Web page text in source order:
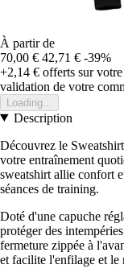
À partir de
70,00 € 42,71 € -39%
+2,14 € offerts sur
validation de votre
Loading...
Description
Découvrez le
votre entraînement
sweatshirt allie confort
séances de training.
Doté d'une capuche
protéger des
fermeture zippée à
et facilite l'enfilage et le